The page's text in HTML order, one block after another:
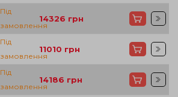
Під
замовлення
14326 грн
Під
замовлення
11010 грн
Під
замовлення
14186 грн